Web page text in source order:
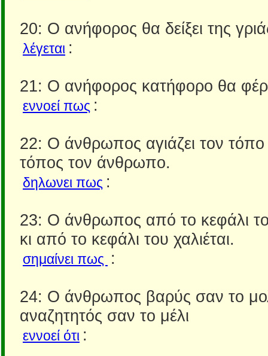
20: Ο ανήφορος θα δείξει της
λέγεται :
21: Ο ανήφορος κατήφορο θα
εννοεί πως :
22: Ο άνθρωπος αγιάζει τον τόπο
τόπος τον άνθρωπο.
δηλωνει πως :
23: Ο άνθρωπος από το κεφάλι
κι από το κεφάλι του χαλιέται.
σημαίνει πως :
24: Ο άνθρωπος βαρύς σαν το
αναζητητός σαν το μέλι
εννοεί ότι :